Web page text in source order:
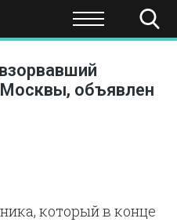
ЭКОНОМИКА НАУКА И
Москвы, объявлен
который в конце